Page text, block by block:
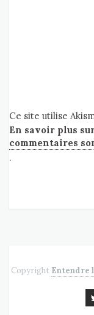
Ce site utilise
En savoir plus
commentaires
.
Copyright Entendre